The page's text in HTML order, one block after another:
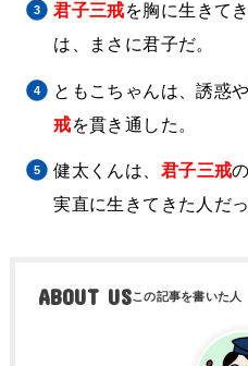
君子三戒を胸に生きて
は、まさに君子だ。
ともこちゃんは、誘惑
戒を貫き通した。
健太くんは、 君子三戒
実直に生きてきた人だっ
ABOUT US